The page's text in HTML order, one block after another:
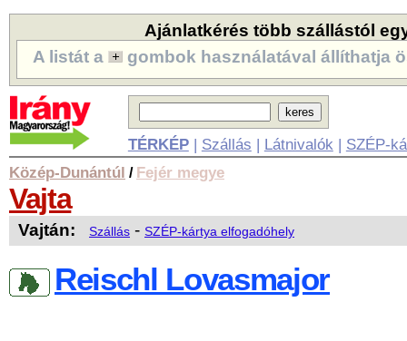
Ajánlatkérés több szállástól
A listát a
gombok használatával állíthatja
TÉRKÉP| Szállás | Látnivalók | SZÉP-
Közép-Dunántúl / Fejér megye
Vajta
Vajtán: Szállás - SZÉP-kártya elfogadóhely
Reischl Lovasmajor